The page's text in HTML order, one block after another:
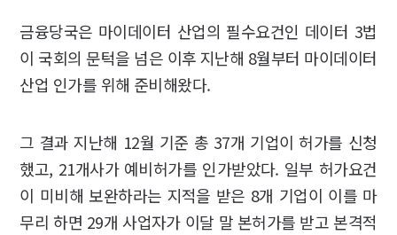
금융당국은 마이데이터 산업의 필수요건인 데이터 3법
이 국회의 문턱을 넘은 이후 지난해 8월부터 마이데이터
산업 인가를 위해 준비해왔다.
그 결과 지난해 12월 기준 총 37개 기업이 허가를 신청
했고, 21개사가 예비허가를 인가받았다. 일부 허가요건
이 미비해 보완하라는 지적을 받은 8개 기업이 이를 마
무리 하면 29개 사업자가 이달 말 본허가를 받고 본격적